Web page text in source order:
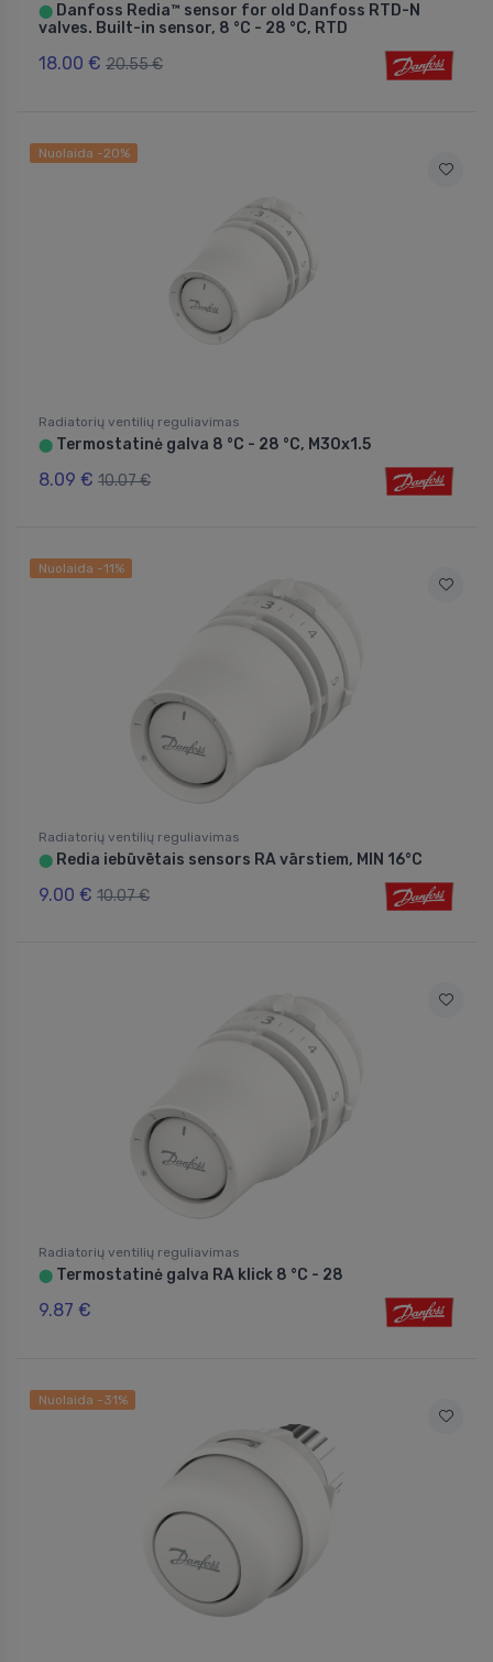
⬤ Danfoss Redia™ sensor for old Danfoss RTD-N
valves. Built-in sensor, 8 °C - 28 °C, RTD
18.00 € 20.55 €
Nuolaida -20%
Radiatorių ventilių reguliavimas
⬤ Termostatinė galva 8 °C - 28 °C, M30x1.5
8.09 € 10.07 €
Nuolaida -11%
Radiatorių ventilių reguliavimas
⬤ Redia iebūvētais sensors RA vārstiem, MIN 16°C
9.00 € 10.07 €
Radiatorių ventilių reguliavimas
⬤ Termostatinė galva RA klick 8 °C - 28
9.87 €
Nuolaida -31%